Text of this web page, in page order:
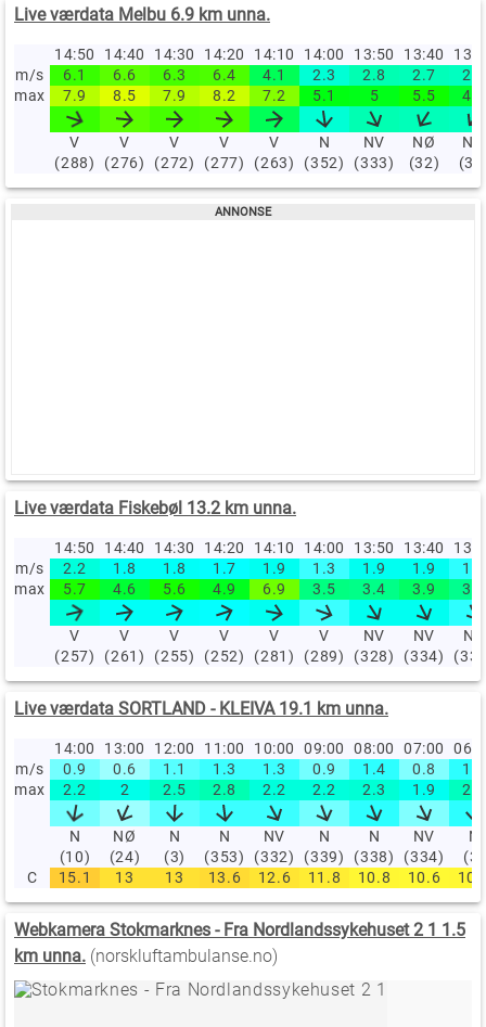
Live værdata Melbu 6.9 km unna.
14:50 14:40 14:30 14:20 14:10 14:00 13:50 13:40
m/s
6.1 6.6 6.3 6.4 4.1 2.3 2.8 2.7
2.6
max
7.9 8.5 7.9 8.2 7.2 5.1 5 5.5 4.7
V
(288)
V
(276)
V
(272)
V
(277)
V
(263)
N
(352)
NV
(333)
NØ
(32)
NØ
Live værdata Fiskebøl 13.2 km unna.
14:50 14:40 14:30 14:20 14:10 14:00 13:50 13:40
m/s
2.2 1.8 1.8 1.7 1.9 1.3 1.9 1.9
1.4
max
5.7 4.6 5.6 4.9 6.9 3.5 3.4 3.9 3.3
V
(257)
V
(261)
V
(255)
V
(252)
V
(281)
V
(289)
NV
(328)
NV
(334)
NV
Live værdata SORTLAND - KLEIVA 19.1 km unna.
14:00 13:00 12:00 11:00 10:00 09:00 08:00 07:00
m/s
0.9 0.6 1.1 1.3 1.3 0.9 1.4 0.8
1.4
max
2.2 2 2.5 2.8 2.2 2.2 2.3 1.9 2.6
N
(10)
NØ
(24)
N
(3)
N
(353)
NV
(332)
N
(339)
N
(338)
NV
(334)
N
(3)
C
15.1 13 13 13.6 12.6 11.8 10.8 10.6
Webkamera Stokmarknes - Fra Nordlandssykehuset 2 1 1.5
km unna. (norskluftambulanse.no)